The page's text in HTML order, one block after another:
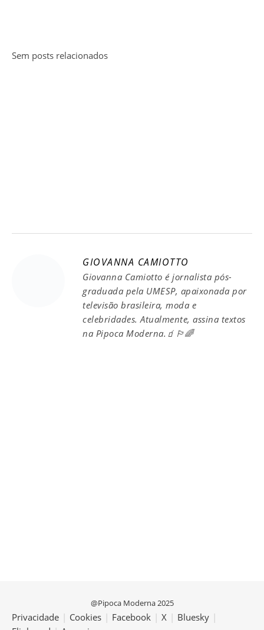
Sem posts relacionados
GIOVANNA CAMIOTTO
Giovanna Camiotto é jornalista pós-
graduada pela UMESP, apaixonada por
televisão brasileira, moda e
celebridades. Atualmente, assina textos
na Pipoca Moderna.🧃🏳️‍🌈
@Pipoca Moderna 2025
Privacidade | Cookies | Facebook | X | Bluesky |